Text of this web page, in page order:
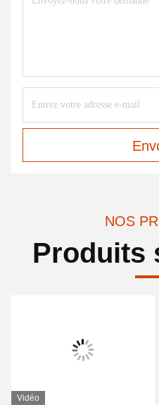
NOS
Produits
Vidéo